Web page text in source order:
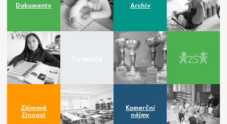
Dokumenty Archiv
Zájmová
činnost
Komerční
nájmy